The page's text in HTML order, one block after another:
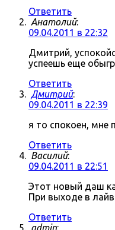
Ответить
Анатолий:
09.04.2011 в 22:32
Дмитрий,
успеешь еще
Ответить
Дмитрий:
09.04.2011 в 22:39
я то спокоен, мне
Ответить
Василий:
09.04.2011 в 22:51
Этот новый даш
При выходе в
Ответить
admin: